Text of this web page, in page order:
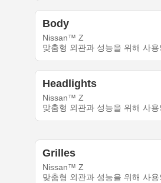
Body
Nissan™ Z
맞춤형 외관과 성능을 위해 사
Headlights
Nissan™ Z
맞춤형 외관과 성능을 위해 사
Grilles
Nissan™ Z
맞춤형 외관과 성능을 위해 사